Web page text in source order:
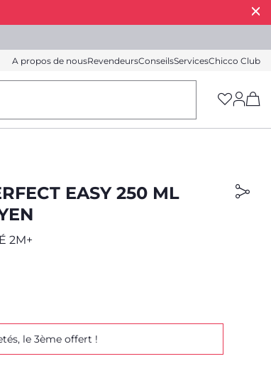
A propos de nousRevendeursConseilsServicesChicco Club
EASY 250 ML
2M+
le 3ème offert !